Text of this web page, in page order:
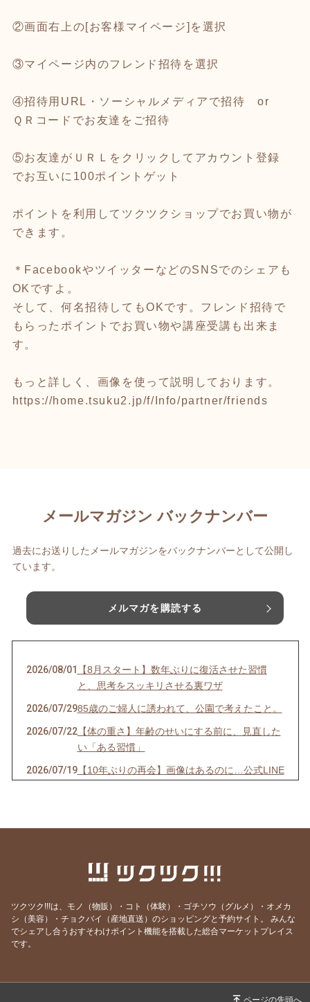
②画面右上の[お客様マイページ]を選択
③マイページ内のフレンド招待を選択
④招待用URL・ソーシャルメディアで招待 or
ＱＲコードでお友達をご招待
⑤お友達がＵＲＬをクリックしてアカウント登録
でお互いに100ポイントゲット
ポイントを利用してツクツクショップでお買い物が
できます。
＊FacebookやツイッターなどのSNSでのシェアも
OKですよ。
そして、何名招待してもOKです。フレンド招待で
もらったポイントでお買い物や講座受講も出来ま
す。
もっと詳しく、画像を使って説明しております。
https://home.tsuku2.jp/f/Info/partner/friends
メールマガジン バックナンバー
過去にお送りしたメールマガジンをバックナンバーとして公開し
ています。
メルマガを購読する
2026/08/01
【8月スタート】数年ぶりに復活させた習慣
と、思考をスッキリさせる裏ワザ
2026/07/2985歳のご婦人に誘われて、公園で考えたこと。
2026/07/22【体の重さ】年齢のせいにする前に、見直した
い「ある習慣」
2026/07/19【10年ぶりの再会】画像はあるのに…公式LINE
け、軽やかに挑戦し続ける秘訣
るほど心が動いた理由
2026/06/15 【激痛】1週間前から膝裏が痛くて深くしゃが
2026/06/01動いたから出会えた・出会いに感謝
ツクツク!!!は、モノ（物販）・コト（体験）・ゴチソウ（グルメ）・オメカ
シ（美容）・チョクバイ（産地直送）のショッピングと予約サイト。
みんな
でシェアし合うおすそわけポイント機能を搭載した総合マーケットプレイス
です。